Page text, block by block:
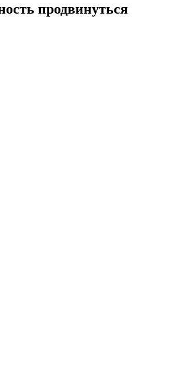
продвинуться